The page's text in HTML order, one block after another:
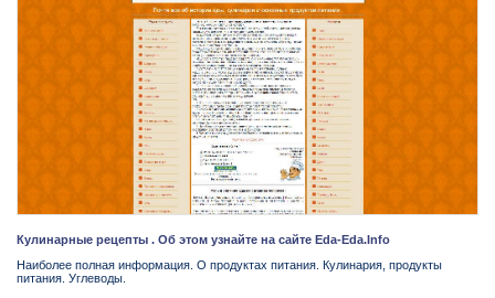
Кулинарные рецепты . Об этом узнайте на сайте Eda-Eda.Info
Наиболее полная информация. О продуктах питания. Кулинария, продукты
питания. Углеводы.